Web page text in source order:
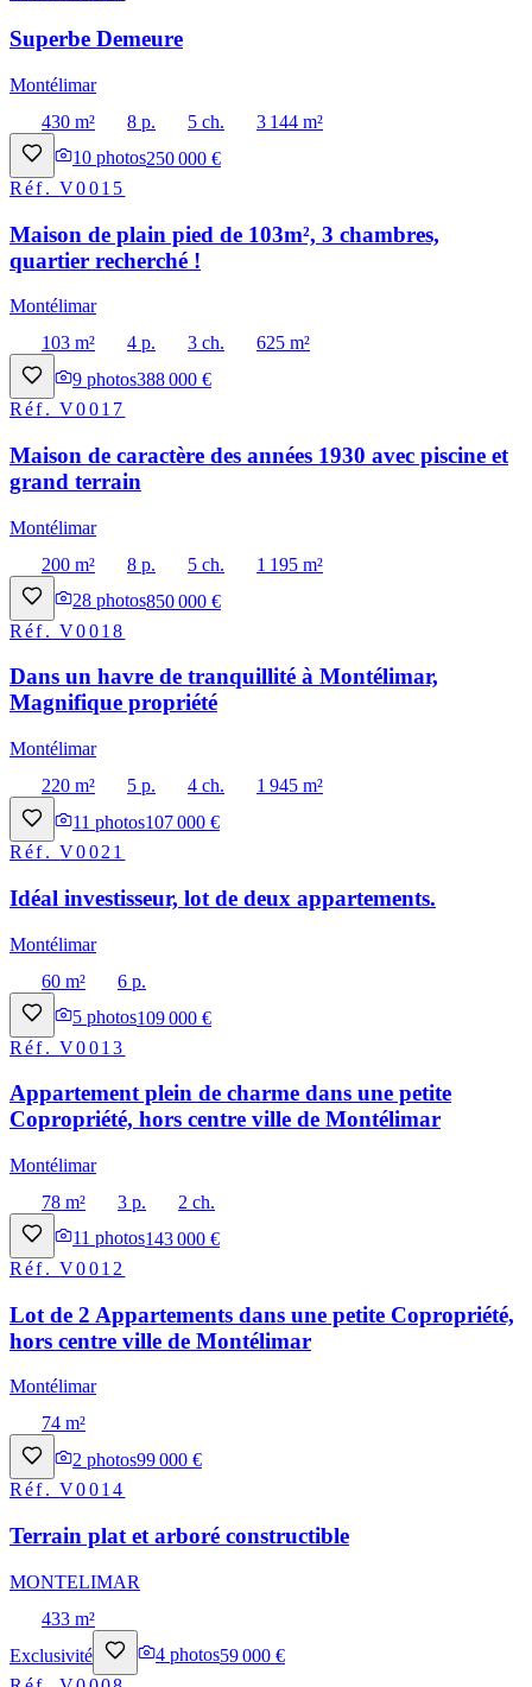
Superbe Demeure
Montélimar
430 m²
8 p. 5 ch.
3 144 m²
10 photos250 000 €
Réf.V0015
Maison de plain pied de 103m², 3 chambres,
quartier recherché !
Montélimar
103 m²
4 p. 3 ch.
625 m²
9 photos388 000 €
Réf.V0017
Maison de caractère des années 1930 avec piscine et
grand terrain
Montélimar
200 m²
8 p. 5 ch.
1 195 m²
28 photos850 000 €
Réf.V0018
Dans un havre de tranquillité à Montélimar,
Magnifique propriété
Montélimar
220 m²
5 p. 4 ch.
1 945 m²
11 photos107 000 €
Réf.V0021
Idéal investisseur, lot de deux appartements.
Montélimar
60 m²
6 p.
5 photos109 000 €
Réf.V0013
Appartement plein de charme dans une petite
Copropriété, hors centre ville de Montélimar
Montélimar
78 m²
3 p.
2 ch.
11 photos143 000 €
Réf.V0012
Lot de 2 Appartements dans une petite Copropriété,
hors centre ville de Montélimar
Montélimar
74 m²
2 photos99 000 €
Réf.V0014
Terrain plat et arboré constructible
MONTELIMAR
433 m²
Exclusivité
4 photos59 000 €